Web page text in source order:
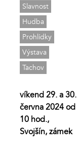
Slavnost
Hudba
Prohlídky
Výstava
Tachov
víkend 29. a 30.
června 2024 od
10 hod.,
Svojšín, zámek